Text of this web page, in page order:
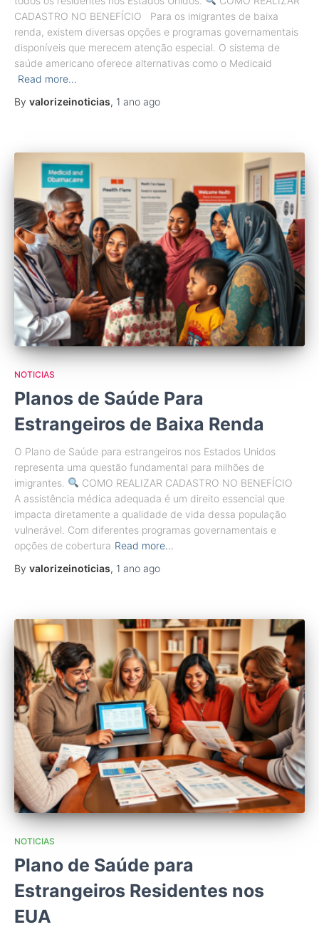
CADASTRO NO BENEFÍCIO Para os imigrantes de baixa
renda, existem diversas opções e programas governamentais
disponíveis que merecem atenção especial. O sistema de
saúde americano oferece alternativas como o Medicaid
Read more…
By valorizeinoticias, 1 ano ago
NOTICIAS
Planos de Saúde Para
Estrangeiros de Baixa Renda
O Plano de Saúde para estrangeiros nos Estados Unidos
representa uma questão fundamental para milhões de
imigrantes.
COMO REALIZAR CADASTRO NO BENEFÍCIO
A assistência médica adequada é um direito essencial que
impacta diretamente a qualidade de vida dessa população
vulnerável. Com diferentes programas governamentais e
opções de cobertura Read more…
By valorizeinoticias, 1 ano ago
NOTICIAS
Plano de Saúde para
Estrangeiros Residentes nos
EUA